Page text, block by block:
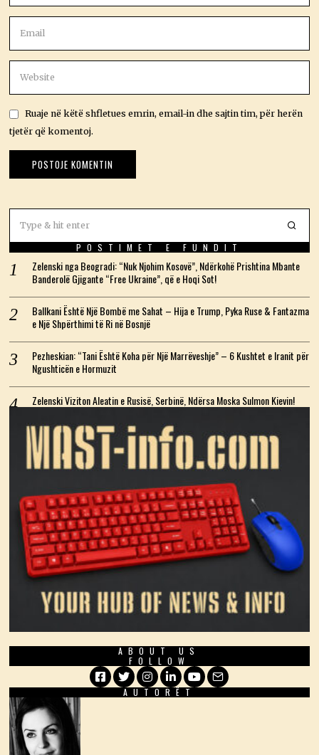
Ruaje në këtë shfletues emrin, email-in dhe sajtin tim, për herën
tjetër që komentoj.
POSTIMET E FUNDIT
Zelenski nga Beogradi: “Nuk Njohim Kosovë”, Ndërkohë Prishtina Mbante
Banderolë Gjigante “Free Ukraine”, që e Hoqi Sot!
Ballkani Është Një Bombë me Sahat – Hija e Trump, Pyka Ruse & Fantazma
e Një Shpërthimi të Ri në Bosnjë
Pezheskian: “Tani Është Koha për Një Marrëveshje” – 6 Kushtet e Iranit për
Ngushticën e Hormuzit
Zelenski Viziton Aleatin e Rusisë, Serbinë, Ndërsa Moska Sulmon Kievin!
ABOUT US
FOLLOW
Facebook
TwitterInstagram
LinkedIn
YouTube
Email
AUTORËT